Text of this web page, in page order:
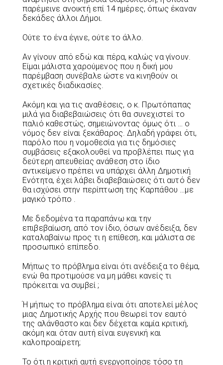
παρέμεινε ανοικτή επί 14 ημέρες, όπως έκαναν
δεκάδες άλλοι Δήμοι.
Ούτε το ένα έγινε, ούτε το άλλο.
Αν γίνουν από εδώ και πέρα, καλώς να γίνουν.
Είμαι μάλιστα χαρούμενος που η δική μου
παρέμβαση συνέβαλε ώστε να κινηθούν οι
σχετικές διαδικασίες.
Ακόμη και για τις αναθέσεις, ο κ. Πρωτόπαπας
μιλά για διαβεβαιώσεις ότι θα συνεχιστεί το
παλιό καθεστώς, σημειώνοντας όμως ότι … ο
νόμος δεν είναι ξεκάθαρος. Δηλαδή γράφει ότι,
παρόλο που η νομοθεσία για τις δημόσιες
συμβάσεις εξακολουθεί να προβλέπει πως για
δεύτερη απευθείας ανάθεση στο ίδιο
αντικείμενο πρέπει να υπάρχει άλλη Δημοτική
Ενότητα, έχει λάβει διαβεβαιώσεις ότι αυτό δεν
θα ισχύσει στην περίπτωση της Καρπάθου …με
μαγικό τρόπο .
Με δεδομένα τα παραπάνω και την
επιβεβαίωση, από τον ίδιο, όσων ανέδειξα, δεν
καταλαβαίνω προς τι η επίθεση, και μάλιστα σε
προσωπικό επίπεδο.
Μήπως το πρόβλημα είναι ότι ανέδειξα το θέμα,
ενώ θα προτιμούσε να μη μάθει κανείς τι
πρόκειται να συμβεί ;
Ή μήπως το πρόβλημα είναι ότι αποτελεί μέλος
μιας Δημοτικής Αρχής που θεωρεί τον εαυτό
της αλάνθαστο και δεν δέχεται καμία κριτική,
ακόμη και όταν αυτή είναι ευγενική και
καλοπροαίρετη;
Το ότι η κριτική αυτή ενεργοποίησε τόσο τη